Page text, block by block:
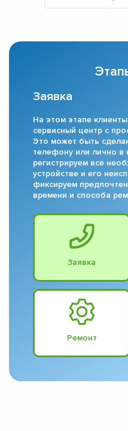
Заявка
На этом этапе
сервисный центр с
Это может быть
телефону или лично
регистрируем все
устройстве и его
фиксируем
времени и способа
Заявка
Ремонт